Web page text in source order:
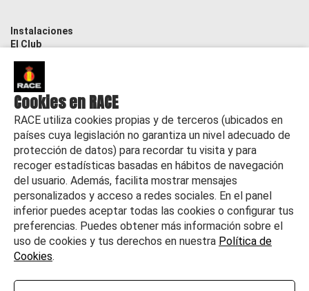
Cookies en RACE
RACE utiliza cookies propias y de terceros (ubicados en
países cuya legislación no garantiza un nivel adecuado de
protección de datos) para recordar tu visita y para
recoger estadísticas basadas en hábitos de navegación
del usuario. Además, facilita mostrar mensajes
personalizados y acceso a redes sociales. En el panel
inferior puedes aceptar todas las cookies o configurar tus
preferencias. Puedes obtener más información sobre el
uso de cookies y tus derechos en nuestra Política de
Cookies.
Instalaciones
El Club
Actualidad
©2026 RACE Todos los derechos reservados